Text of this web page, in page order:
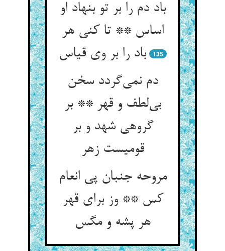
باد دم را بر تو بنهاد او
اساس ** تا کنی هر
باد را بر وی قیاس
135
دم نمی‌گردد سخن
بی‌لطف و قهر ** بر
گروهی شهد و بر
قومیست زهر
مروحه جنبان پی انعام
کس ** وز برای قهر
هر پشه و مگس